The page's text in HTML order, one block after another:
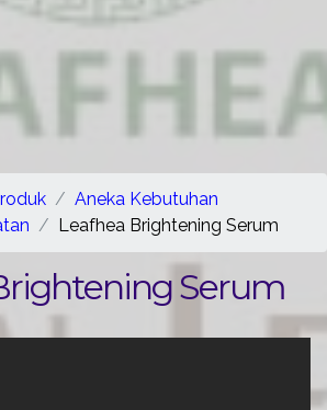
Aneka Kebutuhan
Leafhea Brightening Serum
Serum